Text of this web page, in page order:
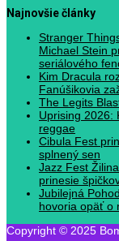
Najnovšie články
Stranger
Michael Stein
seriálového
Kim Dracula
Fanúšikovia
The Legits
Uprising 2026:
reggae
Cibula Fest
splnený sen
Jazz Fest
prinesie
Jubilejná
hovoria opäť o
Copyright © 2025